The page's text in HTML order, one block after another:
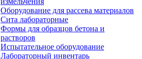
Оборудование для рассева материалов
Сита лабораторные
Формы для образцов бетона и
растворов
Испытательное оборудование
Лабораторный инвентарь